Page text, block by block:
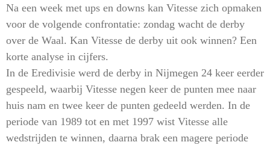
Na een week met ups en downs kan Vitesse zich opmaken
voor de volgende confrontatie: zondag wacht de derby
over de Waal. Kan Vitesse de derby uit ook winnen? Een
korte analyse in cijfers.
In de Eredivisie werd de derby in Nijmegen 24 keer eerder
gespeeld, waarbij Vitesse negen keer de punten mee naar
huis nam en twee keer de punten gedeeld werden. In de
periode van 1989 tot en met 1997 wist Vitesse alle
wedstrijden te winnen, daarna brak een magere periode